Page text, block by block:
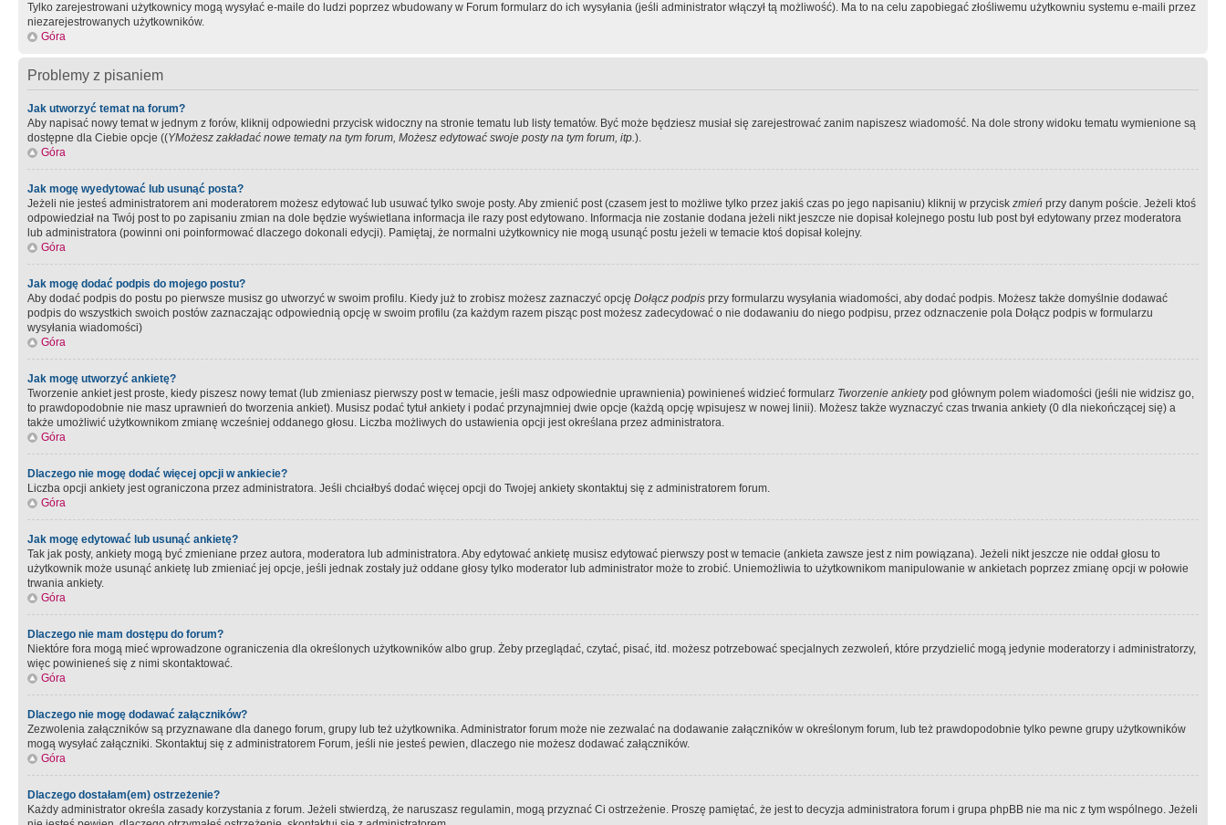
Tylko zarejestrowani użytkownicy mogą wysyłać e-maile do ludzi poprzez wbudowany w Forum formularz do ich wysyłania (jeśli administrator włączył tą możliwość). Ma to na celu zapobiegać złośliwemu użytkowniu systemu e-maili przez
niezarejestrowanych użytkowników.
Góra
Problemy z pisaniem
Jak utworzyć temat na forum?
Aby napisać nowy temat w jednym z forów, kliknij odpowiedni przycisk widoczny na stronie tematu lub listy tematów. Być może będziesz musiał się zarejestrować zanim napiszesz wiadomość. Na dole strony widoku tematu wymienione są
dostępne dla Ciebie opcje ((YMożesz zakładać nowe tematy na tym forum, Możesz edytować swoje posty na tym forum, itp.).
Góra
Jak mogę wyedytować lub usunąć posta?
Jeżeli nie jesteś administratorem ani moderatorem możesz edytować lub usuwać tylko swoje posty. Aby zmienić post (czasem jest to możliwe tylko przez jakiś czas po jego napisaniu) kliknij w przycisk zmień przy danym poście. Jeżeli ktoś
odpowiedział na Twój post to po zapisaniu zmian na dole będzie wyświetlana informacja ile razy post edytowano. Informacja nie zostanie dodana jeżeli nikt jeszcze nie dopisał kolejnego postu lub post był edytowany przez moderatora
lub administratora (powinni oni poinformować dlaczego dokonali edycji). Pamiętaj, że normalni użytkownicy nie mogą usunąć postu jeżeli w temacie ktoś dopisał kolejny.
Góra
Jak mogę dodać podpis do mojego postu?
Aby dodać podpis do postu po pierwsze musisz go utworzyć w swoim profilu. Kiedy już to zrobisz możesz zaznaczyć opcję Dołącz podpis przy formularzu wysyłania wiadomości, aby dodać podpis. Możesz także domyślnie dodawać
podpis do wszystkich swoich postów zaznaczając odpowiednią opcję w swoim profilu (za każdym razem pisząc post możesz zadecydować o nie dodawaniu do niego podpisu, przez odznaczenie pola Dołącz podpis w formularzu
wysyłania wiadomości)
Góra
Jak mogę utworzyć ankietę?
Tworzenie ankiet jest proste, kiedy piszesz nowy temat (lub zmieniasz pierwszy post w temacie, jeśli masz odpowiednie uprawnienia) powinieneś widzieć formularz Tworzenie ankietypod głównym polem wiadomości (jeśli nie widzisz go,
to prawdopodobnie nie masz uprawnień do tworzenia ankiet). Musisz podać tytuł ankiety i podać przynajmniej dwie opcje (każdą opcję wpisujesz w nowej linii). Możesz także wyznaczyć czas trwania ankiety (0 dla niekończącej się) a
także umożliwić użytkownikom zmianę wcześniej oddanego głosu. Liczba możliwych do ustawienia opcji jest określana przez administratora.
Góra
Dlaczego nie mogę dodać więcej opcji w ankiecie?
Liczba opcji ankiety jest ograniczona przez administratora. Jeśli chciałbyś dodać więcej opcji do Twojej ankiety skontaktuj się z administratorem forum.
Góra
Jak mogę edytować lub usunąć ankietę?
Tak jak posty, ankiety mogą być zmieniane przez autora, moderatora lub administratora. Aby edytować ankietę musisz edytować pierwszy post w temacie (ankieta zawsze jest z nim powiązana). Jeżeli nikt jeszcze nie oddał głosu to
użytkownik może usunąć ankietę lub zmieniać jej opcje, jeśli jednak zostały już oddane głosy tylko moderator lub administrator może to zrobić. Uniemożliwia to użytkownikom manipulowanie w ankietach poprzez zmianę opcji w połowie
trwania ankiety.
Góra
Dlaczego nie mam dostępu do forum?
Niektóre fora mogą mieć wprowadzone ograniczenia dla określonych użytkowników albo grup. Żeby przeglądać, czytać, pisać, itd. możesz potrzebować specjalnych zezwoleń, które przydzielić mogą jedynie moderatorzy i administratorzy,
więc powinieneś się z nimi skontaktować.
Góra
Dlaczego nie mogę dodawać załączników?
Zezwolenia załączników są przyznawane dla danego forum, grupy lub też użytkownika. Administrator forum może nie zezwalać na dodawanie załączników w określonym forum, lub też prawdopodobnie tylko pewne grupy użytkowników
mogą wysyłać załączniki. Skontaktuj się z administratorem Forum, jeśli nie jesteś pewien, dlaczego nie możesz dodawać załączników.
Góra
Dlaczego dostałam(em) ostrzeżenie?
Każdy administrator określa zasady korzystania z forum. Jeżeli stwierdzą, że naruszasz regulamin, mogą przyznać Ci ostrzeżenie. Proszę pamiętać, że jest to decyzja administratora forum i grupa phpBB nie ma nic z tym wspólnego. Jeżeli